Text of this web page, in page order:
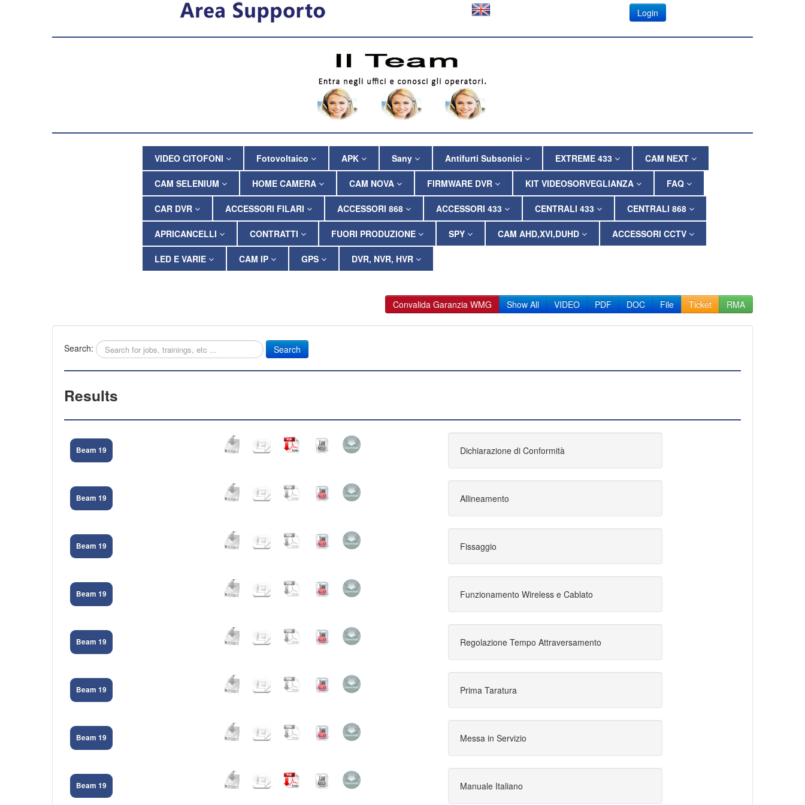
Login
VIDEO CITOFONI Fotovoltaico APK Sany Antifurti Subsonici EXTREME 433 CAM NEXT
CAM SELENIUM HOME CAMERA CAM NOVA FIRMWARE DVR KIT VIDEOSORVEGLIANZA FAQ
CAR DVR ACCESSORI FILARI ACCESSORI 868 ACCESSORI 433 CENTRALI 433 CENTRALI 868
APRICANCELLI CONTRATTI FUORI PRODUZIONE SPY CAM AHD,XVI,DUHD ACCESSORI CCTV
LED E VARIE CAM IP GPS DVR, NVR, HVR
Convalida Garanzia WMG Show All VIDEO PDF DOC File Ticket RMA
Search:
Results
Beam 19 Dichiarazione di Conformità
Beam 19 Allineamento
Beam 19 Fissaggio
Beam 19 Funzionamento Wireless e Cablato
Beam 19 Regolazione Tempo Attraversamento
Beam 19 Prima Taratura
Beam 19 Messa in Servizio
Beam 19 Manuale Italiano